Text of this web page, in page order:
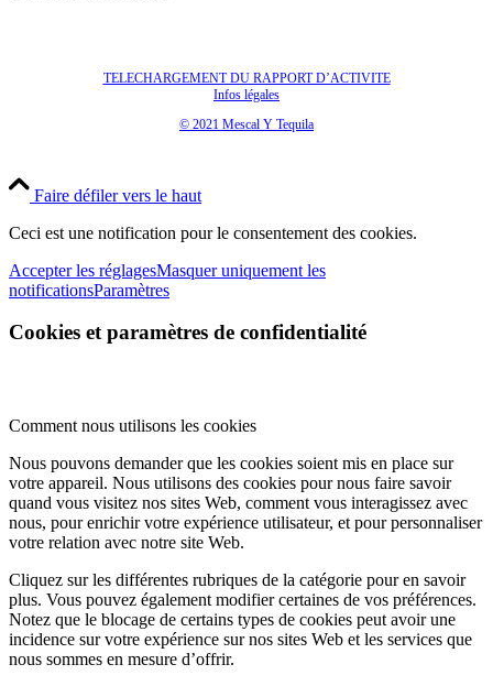
TELECHARGEMENT DU RAPPORT D’ACTIVITE
Infos légales
© 2021 Mescal Y Tequila
Faire défiler vers le haut
Ceci est une notification pour le consentement des cookies.
Accepter les réglagesMasquer uniquement les
notificationsParamètres
Cookies et paramètres de confidentialité
Comment nous utilisons les cookies
Nous pouvons demander que les cookies soient mis en place sur
votre appareil. Nous utilisons des cookies pour nous faire savoir
quand vous visitez nos sites Web, comment vous interagissez avec
nous, pour enrichir votre expérience utilisateur, et pour personnaliser
votre relation avec notre site Web.
Cliquez sur les différentes rubriques de la catégorie pour en savoir
plus. Vous pouvez également modifier certaines de vos préférences.
Notez que le blocage de certains types de cookies peut avoir une
incidence sur votre expérience sur nos sites Web et les services que
nous sommes en mesure d’offrir.